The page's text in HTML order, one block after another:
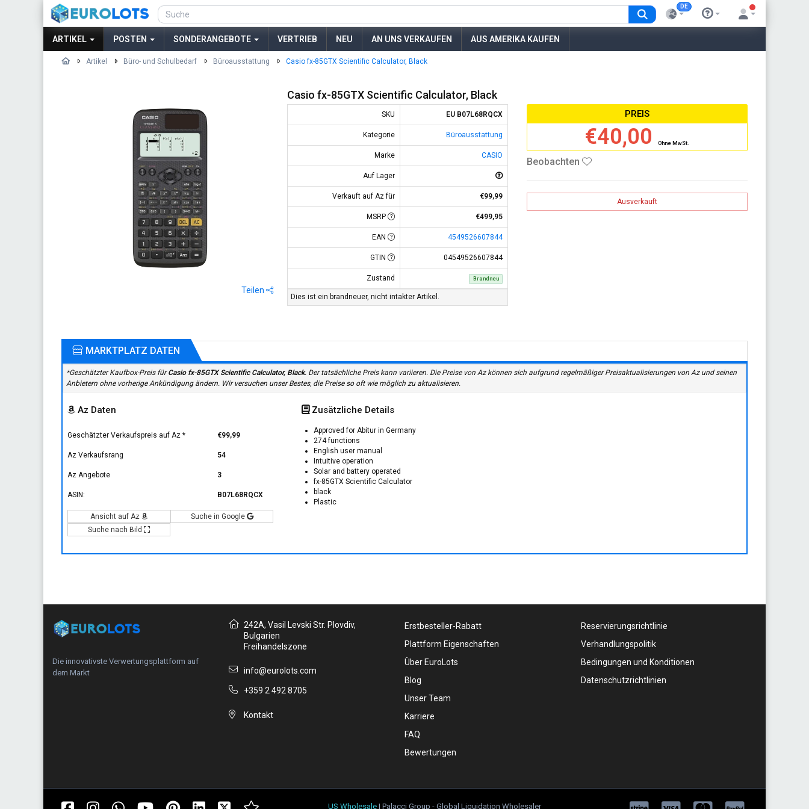
DE
ARTIKEL POSTEN SONDERANGEBOTE VERTRIEB NEU AN UNS VERKAUFEN AUS AMERIKA KAUFEN
Artikel Büro- und Schulbedarf Büroausstattung Casio fx-85GTX Scientific Calculator, Black
Teilen
Casio fx-85GTX Scientific Calculator, Black
SKU EU B07L68RQCX
Kategorie Büroausstattung
Marke CASIO
Auf Lager
Verkauft auf Az für €99,99
MSRP €499,95
EAN 4549526607844
GTIN 04549526607844
Zustand Brandneu
Dies ist ein brandneuer, nicht intakter Artikel.
PREIS
€40,00Ohne MwSt.
Beobachten
Ausverkauft
MARKTPLATZ DATEN
*Geschätzter Kaufbox-Preis fürCasio fx-85GTX Scientific Calculator, Black. Der tatsächliche Preis kann variieren. Die Preise von Az können sich aufgrund regelmäßiger Preisaktualisierungen von Az und seinen
Anbietern ohne vorherige Ankündigung ändern. Wir versuchen unser Bestes, die Preise so oft wie möglich zu aktualisieren.
Az Daten
Geschätzter Verkaufspreis auf Az * €99,99
Az Verkaufsrang 54
Az Angebote 3
ASIN: B07L68RQCX
Ansicht auf Az
Suche in Google
Suche nach Bild
Zusätzliche Details
Approved for Abitur in Germany
274 functions
English user manual
Intuitive operation
Solar and battery operated
fx-85GTX Scientific Calculator
black
Plastic
Die innovativste Verwertungsplattform auf
dem Markt
242A, Vasil Levski Str. Plovdiv,
Bulgarien
Freihandelszone
info@eurolots.com
+359 2 492 8705
Kontakt
Erstbesteller-Rabatt
Plattform Eigenschaften
Über EuroLots
Blog
Unser Team
Karriere
FAQ
Bewertungen
Reservierungsrichtlinie
Verhandlungspolitik
Bedingungen und Konditionen
Datenschutzrichtlinien
US Wholesale | Palacci Group - Global Liquidation Wholesaler